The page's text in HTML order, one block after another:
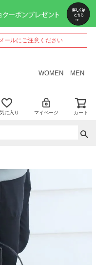
ールにご注意ください
WOMEN MEN
に入り マイページ カート
ペー
ジト
ップ
へ